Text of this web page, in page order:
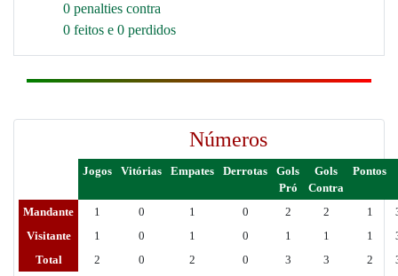
0 penalties contra
0 feitos e 0 perdidos
Números
Jogos Vitórias Empates Derrotas
Gols
Pró
Gols
Contra
Pontos
Mandante 1 0 1 0 2 2 1
Visitante
1 0 1 0 1 1 1
Total
2 0 2 0 3 3 2